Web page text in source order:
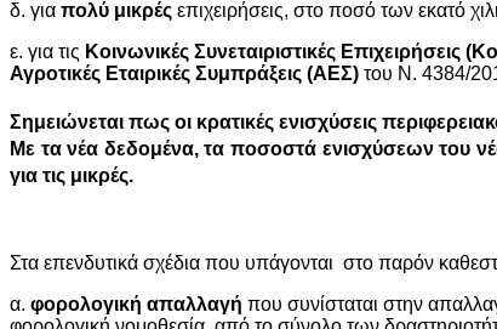
δ. για πολύ μικρές επιχειρήσεις, στο ποσό των εκατό
ε. για τις Κοινωνικές Συνεταιριστικές Επιχειρήσεις
Αγροτικές Εταιρικές Συμπράξεις (ΑΕΣ) του Ν. 4384/
Σημειώνεται πως οι κρατικές ενισχύσεις
Με τα νέα δεδομένα, τα ποσοστά ενισχύσεων του
για τις μικρές.
Στα επενδυτικά σχέδια που υπάγονται στο παρόν
α. φορολογική απαλλαγή που συνίσταται στην